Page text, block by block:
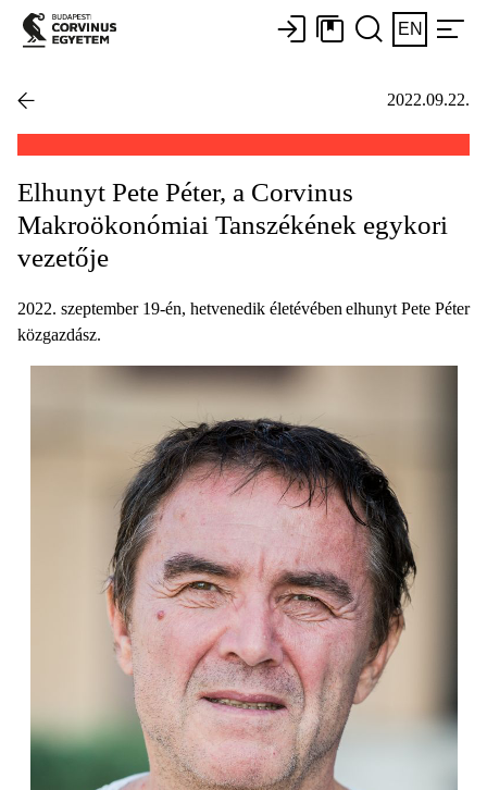
EN
2022.09.22.
Elhunyt Pete Péter, a Corvinus
Makroökonómiai Tanszékének egykori
vezetője
2022. szeptember 19-én, hetvenedik életévében elhunyt Pete Péter
közgazdász.